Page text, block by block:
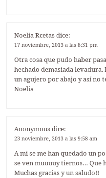
Noelia Rcetasdice:
17 noviembre, 2013 a las 8:31 pm
Otra cosa que pudo haber
hechado demasiada levadura.
un agujero por abajo y así no
Noelia
Anonymousdice:
23 noviembre, 2013 a las 9:58 am
A mi se me han quedado un
se ven muuuuy tiernos… Que
Muchas gracias y un saludo!!